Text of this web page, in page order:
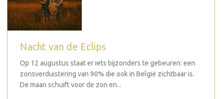
Nacht van de Eclips
Op 12 augustus staat er iets bijzonders te gebeuren: een
zonsverduistering van 90% die ook in België zichtbaar is.
De maan schuift voor de zon en...